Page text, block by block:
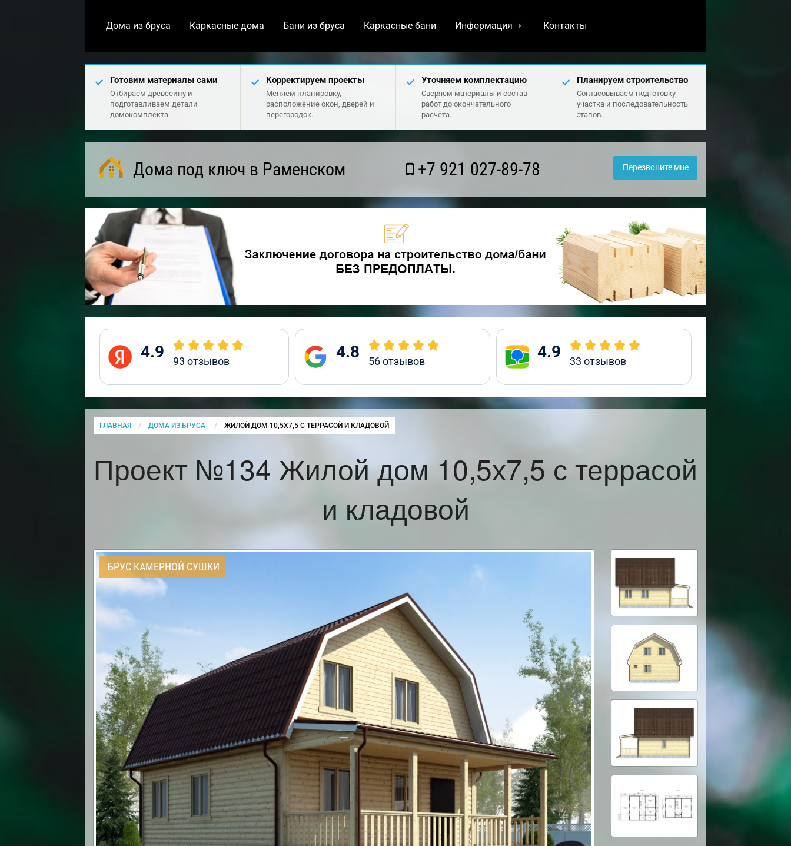
Дома из бруса Каркасные дома Бани из бруса Каркасные бани Информация Контакты
Готовим материалы сами
Отбираем древесину и
подготавливаем детали
домокомплекта.
Корректируем проекты
Меняем планировку,
расположение окон, дверей и
перегородок.
Уточняем комплектацию
Сверяем материалы и состав
работ до окончательного
расчёта.
Планируем строительство
Согласовываем подготовку
участка и последовательность
этапов.
Дома под ключ в Раменском +7 921 027-89-78 Перезвоните мне
4.9 93 отзывов 4.8 56отзывов 4.9 33 отзывов
ГЛАВНАЯ ДОМА ИЗ БРУСА CURRENT:
ЖИЛОЙ ДОМ 10,5Х7,5 С ТЕРРАСОЙ И КЛАДОВОЙ
Проект №134 Жилой дом 10,5х7,5 с террасой
и кладовой
БРУС КАМЕРНОЙ СУШКИ